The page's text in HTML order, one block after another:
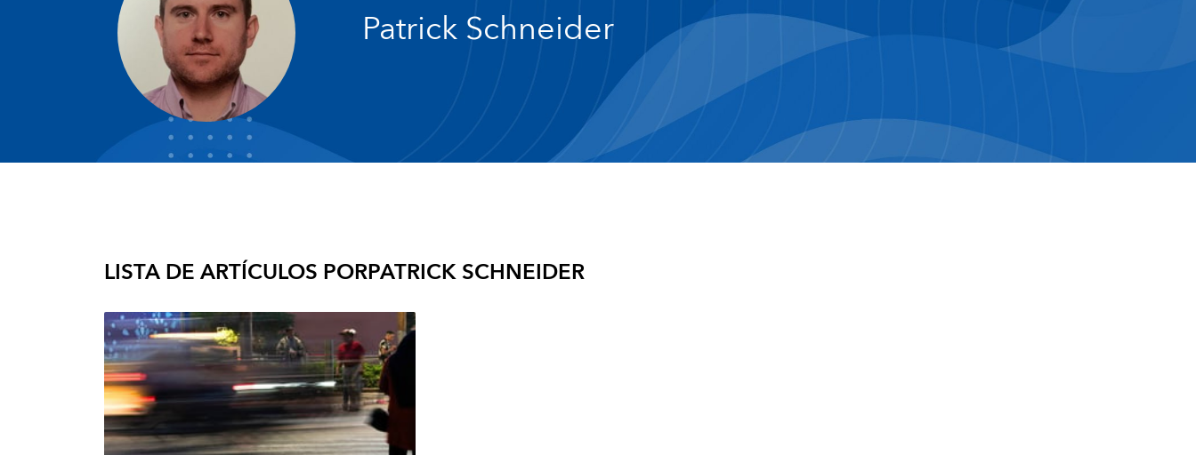
Patrick Schneider
LISTA DE ARTÍCULOS PORPATRICK SCHNEIDER